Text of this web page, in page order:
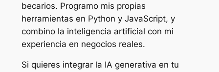
becarios. Programo mis propias
herramientas en Python y JavaScript, y
combino la inteligencia artificial con mi
experiencia en negocios reales.
Si quieres integrar la IA generativa en tu